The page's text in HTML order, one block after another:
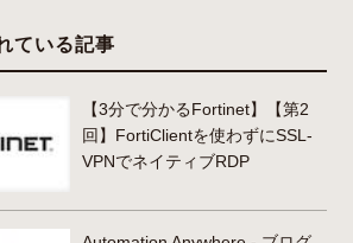
ている記事
【3分で分かるFortinet】【第2
回】FortiClientを使わずにSSL-
VPNでネイティブRDP